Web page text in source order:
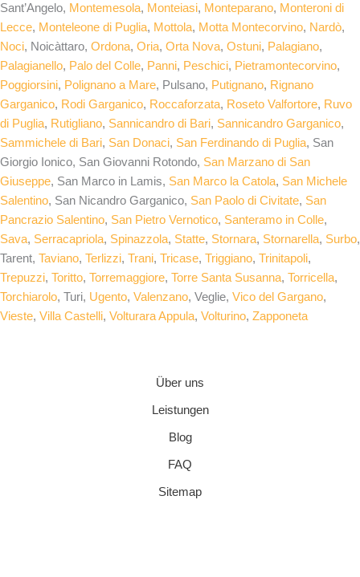
Sant’Angelo, Montemesola, Monteiasi, Monteparano, Monteroni di
Lecce, Monteleone di Puglia, Mottola, Motta Montecorvino, Nardò,
Noci, Noicàttaro, Ordona, Oria, Orta Nova, Ostuni, Palagiano,
Palagianello, Palo del Colle, Panni, Peschici, Pietramontecorvino,
Poggiorsini, Polignano a Mare, Pulsano, Putignano, Rignano
Garganico, Rodi Garganico, Roccaforzata, Roseto Valfortore, Ruvo
di Puglia, Rutigliano, Sannicandro di Bari, Sannicandro Garganico,
Sammichele di Bari, San Donaci, San Ferdinando di Puglia, San
Giorgio Ionico, San Giovanni Rotondo, San Marzano di San
Giuseppe, San Marco in Lamis, San Marco la Catola, San Michele
Salentino, San Nicandro Garganico, San Paolo di Civitate, San
Pancrazio Salentino, San Pietro Vernotico, Santeramo in Colle,
Sava, Serracapriola, Spinazzola, Statte, Stornara, Stornarella, Surbo,
Tarent, Taviano, Terlizzi, Trani, Tricase, Triggiano, Trinitapoli,
Trepuzzi, Toritto, Torremaggiore, Torre Santa Susanna, Torricella,
Torchiarolo, Turi, Ugento, Valenzano, Veglie, Vico del Gargano,
Vieste, Villa Castelli, Volturara Appula, Volturino, Zapponeta
Über uns
Leistungen
Blog
FAQ
Sitemap